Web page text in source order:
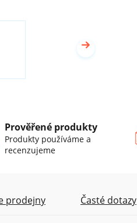
Prověřené produkty
Produkty používáme a
recenzujeme
prodejny Časté dotazy